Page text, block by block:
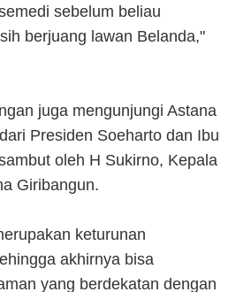
sebelum beliau
berjuang lawan Belanda,"
juga mengunjungi Astana
Presiden Soeharto dan Ibu
oleh H Sukirno, Kepala
Giribangun.
keturunan
akhirnya bisa
yang berdekatan dengan